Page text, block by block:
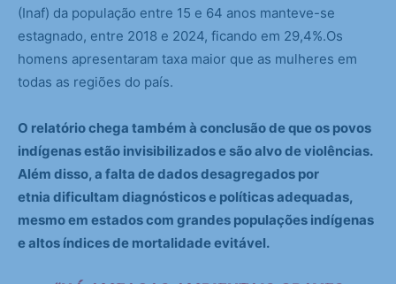
(Inaf) da população entre 15 e 64 anos manteve-se
estagnado, entre 2018 e 2024, ficando em 29,4%.Os
homens apresentaram taxa maior que as mulheres em
todas as regiões do país.
O relatório chega também à conclusão de que os povos
indígenas estão invisibilizados e são alvo de violências.
Além disso, a falta de dados desagregados por
etnia dificultam diagnósticos e políticas adequadas,
mesmo em estados com grandes populações indígenas
e altos índices de mortalidade evitável.